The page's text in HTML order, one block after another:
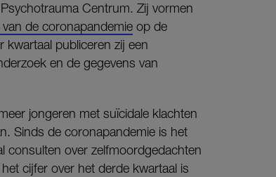
Centrum. Zij vormen
de coronapandemie op de
kwartaal publiceren zij een
en de gegevens van
jongeren met suïcidale klachten
Sinds de coronapandemie is het
consulten over zelfmoordgedachten
cijfer over het derde kwartaal is